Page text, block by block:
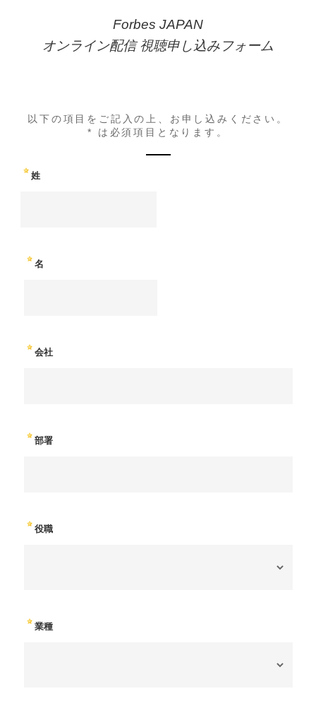
Forbes JAPAN
オンライン配信 視聴申し込みフォーム
以下の項目をご記入の上、お申し込みください。
* は必須項目となります。
姓
名
会社
部署
役職
業種